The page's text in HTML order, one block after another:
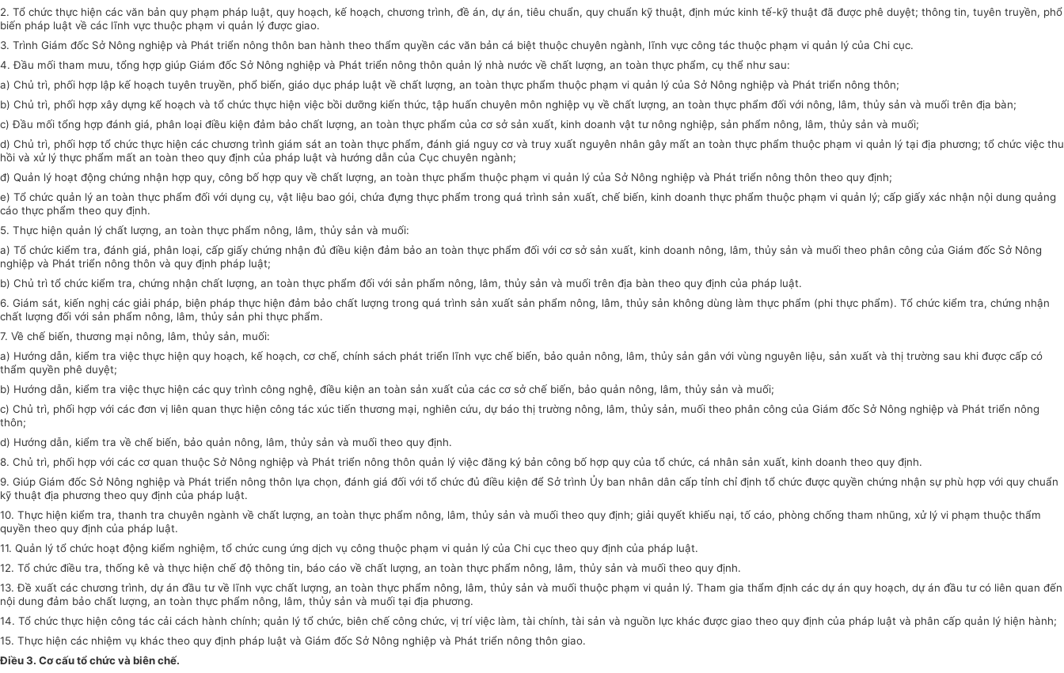
2. Tổ chức thực hiện các văn bản quy phạm pháp luật, quy hoạch, kế hoạch, chương trình, đề án, dự án, tiêu chuẩn, quy chuẩn kỹ thuật, định mức kinh tế-kỹ thuật đã được phê duyệt; thông tin, tuyên truyền, phổ
biến pháp luật về các lĩnh vực thuộc phạm vi quản lý được giao.
3. Trình Giám đốc Sở Nông nghiệp và Phát triển nông thôn ban hành theo thẩm quyền các văn bản cá biệt thuộc chuyên ngành, lĩnh vực công tác thuộc phạm vi quản lý của Chi cục.
4. Đầu mối tham mưu, tổng hợp giúp Giám đốc Sở Nông nghiệp và Phát triển nông thôn quản lý nhà nước về chất lượng, an toàn thực phẩm, cụ thể như sau:
a) Chủ trì, phối hợp lập kế hoạch tuyên truyền, phổ biến, giáo dục pháp luật về chất lượng, an toàn thực phẩm thuộc phạm vi quản lý của Sở Nông nghiệp và Phát triển nông thôn;
b) Chủ trì, phối hợp xây dựng kế hoạch và tổ chức thực hiện việc bồi dưỡng kiến thức, tập huấn chuyên môn nghiệp vụ về chất lượng, an toàn thực phẩm đối với nông, lâm, thủy sản và muối trên địa bàn;
c) Đầu mối tổng hợp đánh giá, phân loại điều kiện đảm bảo chất lượng, an toàn thực phẩm của cơ sở sản xuất, kinh doanh vật tư nông nghiệp, sản phẩm nông, lâm, thủy sản và muối;
d) Chủ trì, phối hợp tổ chức thực hiện các chương trình giám sát an toàn thực phẩm, đánh giá nguy cơ và truy xuất nguyên nhân gây mất an toàn thực phẩm thuộc phạm vi quản lý tại địa phương; tổ chức việc thu
hồi và xử lý thực phẩm mất an toàn theo quy định của pháp luật và hướng dẫn của Cục chuyên ngành;
đ) Quản lý hoạt động chứng nhận hợp quy, công bố hợp quy về chất lượng, an toàn thực phẩm thuộc phạm vi quản lý của Sở Nông nghiệp và Phát triển nông thôn theo quy định;
e) Tổ chức quản lý an toàn thực phẩm đối với dụng cụ, vật liệu bao gói, chứa đựng thực phẩm trong quá trình sản xuất, chế biến, kinh doanh thực phẩm thuộc phạm vi quản lý; cấp giấy xác nhận nội dung quảng
cáo thực phẩm theo quy định.
5. Thực hiện quản lý chất lượng, an toàn thực phẩm nông, lâm, thủy sản và muối:
a) Tổ chức kiểm tra, đánh giá, phân loại, cấp giấy chứng nhận đủ điều kiện đảm bảo an toàn thực phẩm đối với cơ sở sản xuất, kinh doanh nông, lâm, thủy sản và muối theo phân công của Giám đốc Sở Nông
nghiệp và Phát triển nông thôn và quy định pháp luật;
b) Chủ trì tổ chức kiểm tra, chứng nhận chất lượng, an toàn thực phẩm đối với sản phẩm nông, lâm, thủy sản và muối trên địa bàn theo quy định của pháp luật.
6. Giám sát, kiến nghị các giải pháp, biện pháp thực hiện đảm bảo chất lượng trong quá trình sản xuất sản phẩm nông, lâm, thủy sản không dùng làm thực phẩm (phi thực phẩm). Tổ chức kiểm tra, chứng nhận
chất lượng đối với sản phẩm nông, lâm, thủy sản phi thực phẩm.
7. Về chế biến, thương mại nông, lâm, thủy sản, muối:
a) Hướng dẫn, kiểm tra việc thực hiện quy hoạch, kế hoạch, cơ chế, chính sách phát triển lĩnh vực chế biến, bảo quản nông, lâm, thủy sản gắn với vùng nguyên liệu, sản xuất và thị trường sau khi được cấp có
thẩm quyền phê duyệt;
b) Hướng dẫn, kiểm tra việc thực hiện các quy trình công nghệ, điều kiện an toàn sản xuất của các cơ sở chế biến, bảo quản nông, lâm, thủy sản và muối;
c) Chủ trì, phối hợp với các đơn vị liên quan thực hiện công tác xúc tiến thương mại, nghiên cứu, dự báo thị trường nông, lâm, thủy sản, muối theo phân công của Giám đốc Sở Nông nghiệp và Phát triển nông
thôn;
d) Hướng dẫn, kiểm tra về chế biến, bảo quản nông, lâm, thủy sản và muối theo quy định.
8. Chủ trì, phối hợp với các cơ quan thuộc Sở Nông nghiệp và Phát triển nông thôn quản lý việc đăng ký bản công bố hợp quy của tổ chức, cá nhân sản xuất, kinh doanh theo quy định.
9. Giúp Giám đốc Sở Nông nghiệp và Phát triển nông thôn lựa chọn, đánh giá đối với tổ chức đủ điều kiện để Sở trình Ủy ban nhân dân cấp tỉnh chỉ định tổ chức được quyền chứng nhận sự phù hợp với quy chuẩn
kỹ thuật địa phương theo quy định của pháp luật.
10. Thực hiện kiểm tra, thanh tra chuyên ngành về chất lượng, an toàn thực phẩm nông, lâm, thủy sản và muối theo quy định; giải quyết khiếu nại, tố cáo, phòng chống tham nhũng, xử lý vi phạm thuộc thẩm
quyền theo quy định của pháp luật.
11. Quản lý tổ chức hoạt động kiểm nghiệm, tổ chức cung ứng dịch vụ công thuộc phạm vi quản lý của Chi cục theo quy định của pháp luật.
12. Tổ chức điều tra, thống kê và thực hiện chế độ thông tin, báo cáo về chất lượng, an toàn thực phẩm nông, lâm, thủy sản và muối theo quy định.
13. Đề xuất các chương trình, dự án đầu tư về lĩnh vực chất lượng, an toàn thực phẩm nông, lâm, thủy sản và muối thuộc phạm vi quản lý. Tham gia thẩm định các dự án quy hoạch, dự án đầu tư có liên quan đến
nội dung đảm bảo chất lượng, an toàn thực phẩm nông, lâm, thủy sản và muối tại địa phương.
14. Tổ chức thực hiện công tác cải cách hành chính; quản lý tổ chức, biên chế công chức, vị trí việc làm, tài chính, tài sản và nguồn lực khác được giao theo quy định của pháp luật và phân cấp quản lý hiện hành;
15. Thực hiện các nhiệm vụ khác theo quy định pháp luật và Giám đốc Sở Nông nghiệp và Phát triển nông thôn giao.
Điều 3. Cơ cấu tổ chức và biên chế.